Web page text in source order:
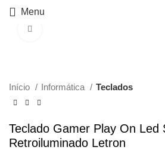
Menu
Início Informática Teclados
Teclado Gamer Play On Led
Retroiluminado Letron